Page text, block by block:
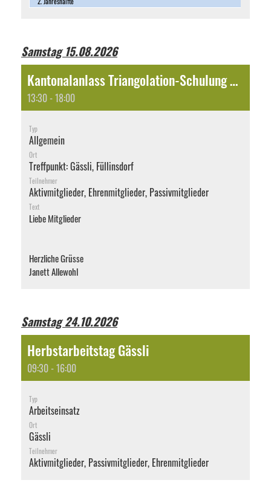
Samstag 15.08.2026
Kantonalanlass Triangolation-Schulung Schulung der Methode zum Aufspühren von nestern der Asitasichen Hornisse - Mit Maria Corpataux
13:30 - 18:00
Typ
Allgemein
Ort
Treffpunkt: Gässli, Füllinsdorf
Teilnehmer
Aktivmitglieder, Ehrenmitglieder, Passivmitglieder
Text
Liebe Mitglieder
Herzliche Grüsse
Janett Allewohl
Samstag 24.10.2026
Herbstarbeitstag Gässli
09:30 - 16:00
Typ
Arbeitseinsatz
Ort
Gässli
Teilnehmer
Aktivmitglieder, Passivmitglieder, Ehrenmitglieder